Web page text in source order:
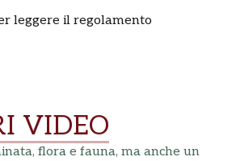
leggere il regolamento
VIDEO
flora e fauna, ma anche un